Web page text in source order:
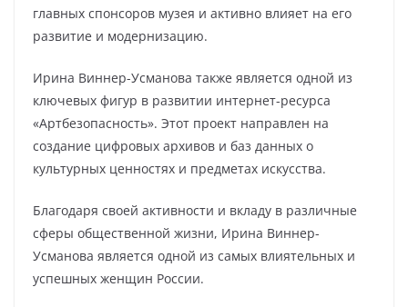
главных спонсоров музея и активно влияет на его
развитие и модернизацию.
Ирина Виннер-Усманова также является одной из
ключевых фигур в развитии интернет-ресурса
«Артбезопасность». Этот проект направлен на
создание цифровых архивов и баз данных о
культурных ценностях и предметах искусства.
Благодаря своей активности и вкладу в различные
сферы общественной жизни, Ирина Виннер-
Усманова является одной из самых влиятельных и
успешных женщин России.